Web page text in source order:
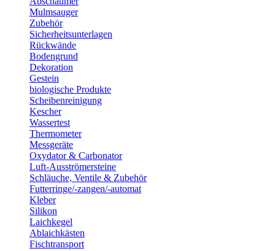
Mulmsauger
Zubehör
Sicherheitsunterlagen
Rückwände
Bodengrund
Dekoration
Gestein
biologische Produkte
Scheibenreinigung
Kescher
Wassertest
Thermometer
Messgeräte
Oxydator & Carbonator
Luft-Ausströmersteine
Schläuche, Ventile & Zubehör
Futterringe/-zangen/-automat
Kleber
Silikon
Laichkegel
Ablaichkästen
Fischtransport